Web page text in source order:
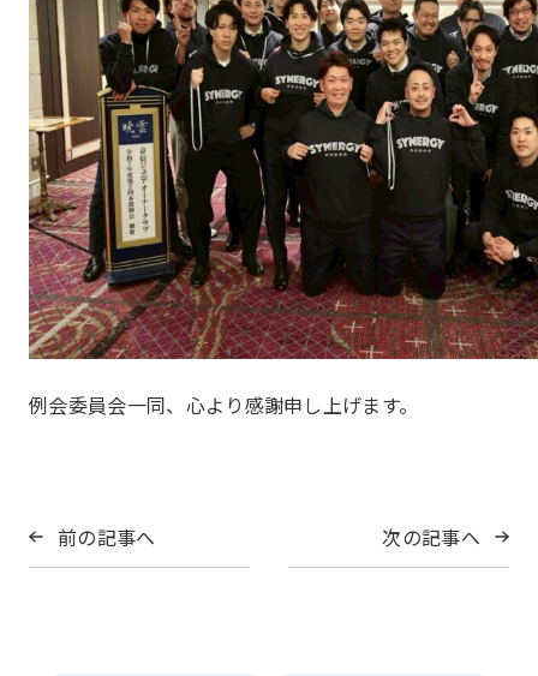
例会委員会一同、心より感謝申し上げます。
前の記事へ 次の記事へ